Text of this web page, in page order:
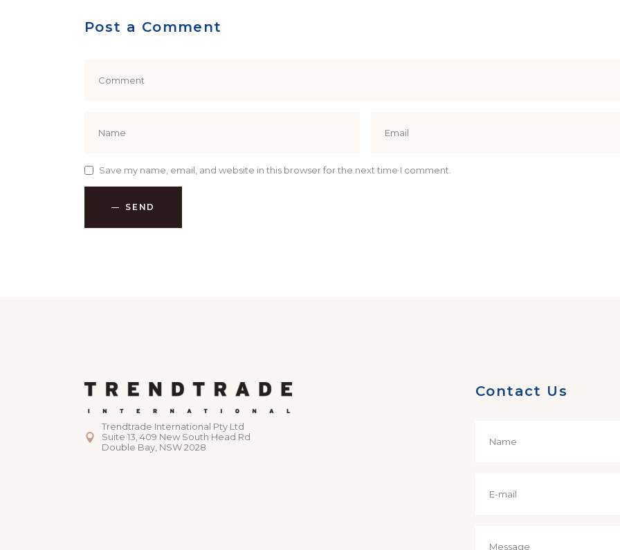
Post a Comment
Save my name, email, and website in this browser for the next time I comment.
SEND
Trendtrade International Pty Ltd
Suite 13, 409 New South Head Rd
Double Bay, NSW 2028
Contact Us